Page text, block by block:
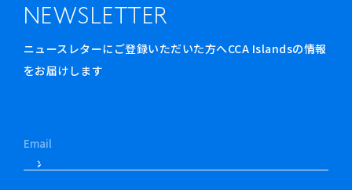
NEWSLETTER
ニュースレターにご登録いただいた方へCCA Islandsの情報
をお届けします